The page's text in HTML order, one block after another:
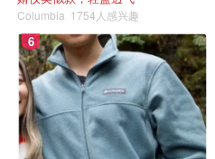
Columbia 1754人感兴趣
6